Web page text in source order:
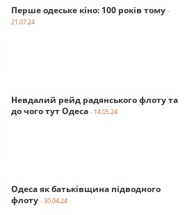
Перше одеське кіно: 100 років тому -
21.07.24
Невдалий рейд радянського флоту та
до чого тут Одеса - 14.05.24
Одеса як батьківщина підводного
флоту - 30.04.24